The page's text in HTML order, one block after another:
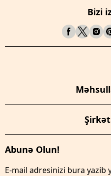
Bizi
Abunə Olun!
E-mail adresinizi bura